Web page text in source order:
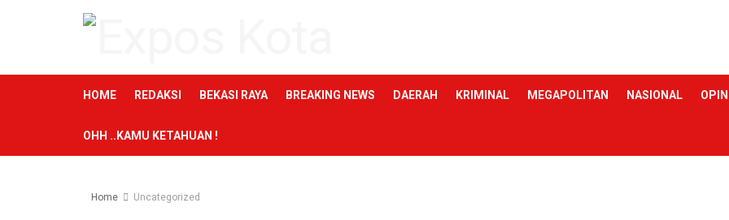
HOME REDAKSI BEKASI RAYA BREAKING NEWS DAERAH KRIMINAL MEGAPOLITAN NASIONAL
OHH ..KAMU KETAHUAN !
Home Uncategorized